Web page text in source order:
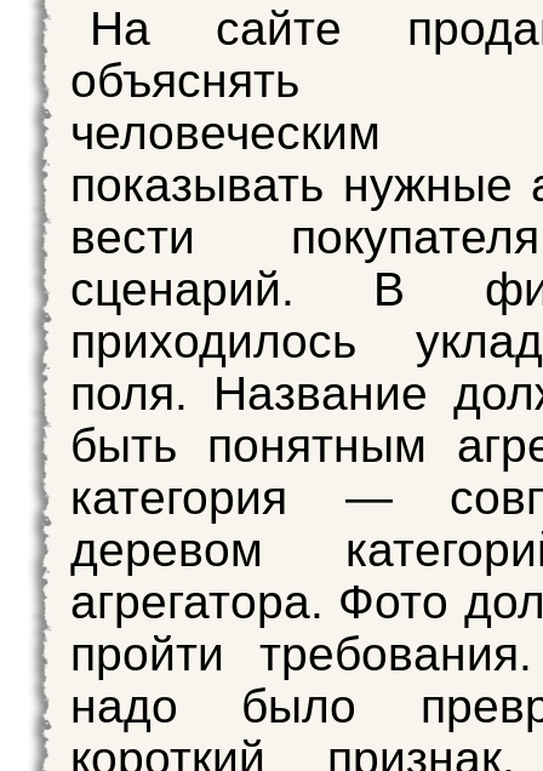
На сайте
объяснять
человеческим
показывать нужные
вести
сценарий. В
приходилось
поля. Название
быть понятным
категория —
деревом
агрегатора. Фото
пройти
надо было
короткий